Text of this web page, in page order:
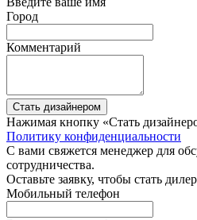
Город
Комментарий
Стать дизайнером
Нажимая кнопку «Стать
Политику конфиденциальности
С вами свяжется менеджер для
сотрудничества.
Оставьте заявку, чтобы стать
Мобильный телефон